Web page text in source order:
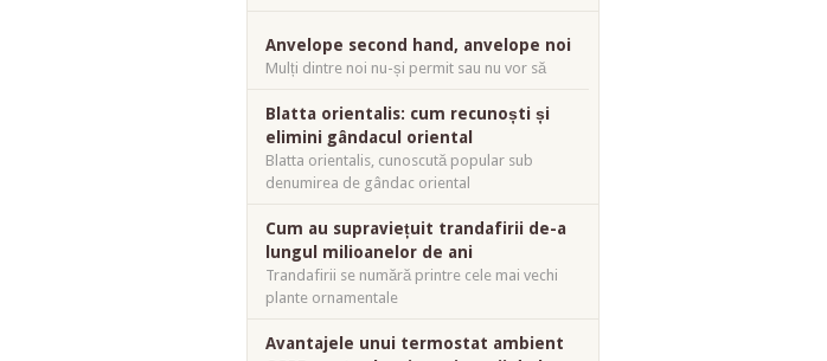
Anvelope second hand, anvelope noi
Mulți dintre noi nu-și permit sau nu vor să
Blatta orientalis: cum recunoști și
elimini gândacul oriental
Blatta orientalis, cunoscută popular sub
denumirea de gândac oriental
Cum au supraviețuit trandafirii de-a
lungul milioanelor de ani
Trandafirii se numără printre cele mai vechi
plante ornamentale
Avantajele unui termostat ambient